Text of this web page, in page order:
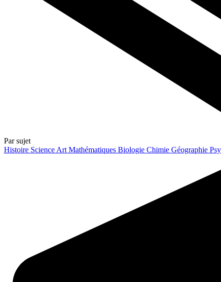
Par sujet
Histoire Science Art Mathématiques Biologie Chimie Géographie